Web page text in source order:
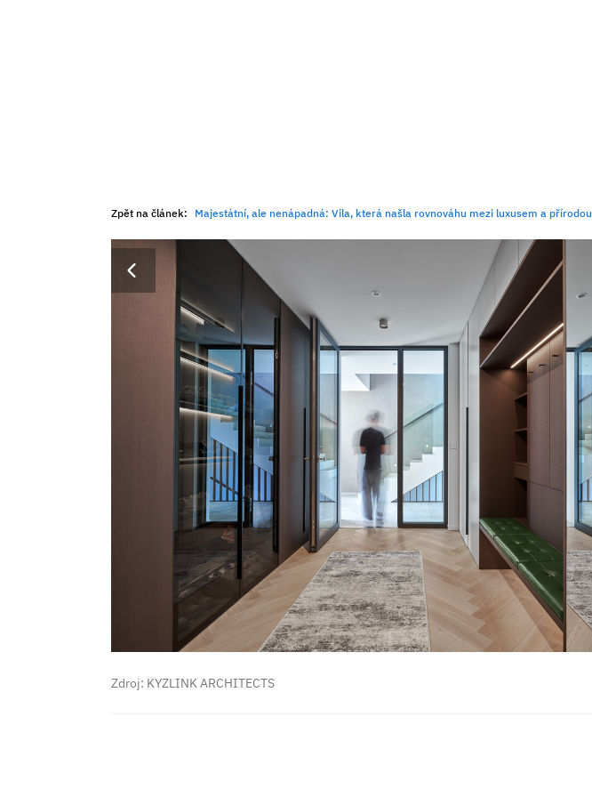
Zpět na článek: Majestátní, ale nenápadná: Vila, která našla rovnováhu mezi luxusem a přírodou
Zdroj: KYZLINK ARCHITECTS